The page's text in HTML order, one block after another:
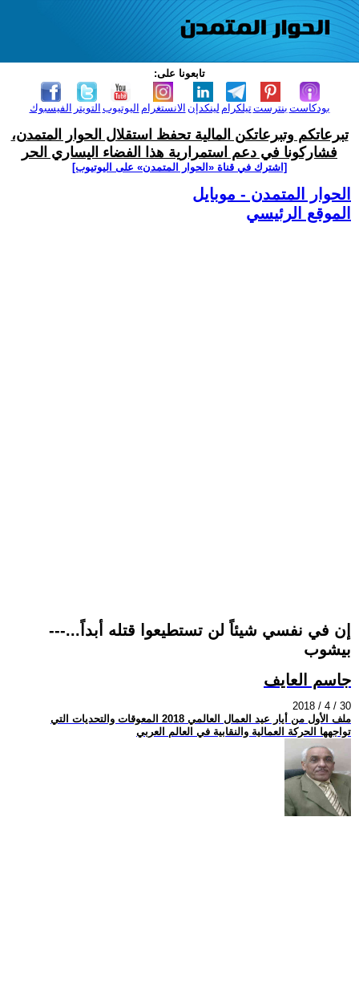
تابعونا على:
الفيسبوك التويتر اليوتيوب الانستغرام لينكدإن تيلكرامبنترست بودكاست
تبرعاتكم وتبرعاتكن المالية تحفظ استقلال الحوار المتمدن،
فشاركونا في دعم استمرارية هذا الفضاء اليساري الحر
[اشترك في قناة ‫«الحوار المتمدن» على اليوتيوب]
الحوار المتمدن - موبايل
الموقع الرئيسي
-إن في نفسي شيئاً لن تستطيعوا قتله أبداً...--
بيشوب
جاسم العايف
2018 / 4 / 30
ملف الأول من أيار عيد العمال العالمي 2018 المعوقات والتحديات التي
تواجهها الحركة العمالية والنقابية في العالم العربي